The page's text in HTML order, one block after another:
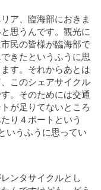
ア、臨海部におきま
思うんです。観光に
民の皆様が臨海部で
きたというふうに思
す。それからあとは
このシェアサイクル
。そのためには交通
が足りてないところ
り４ポートという
いうふうに思ってい
ンタサイクルとし